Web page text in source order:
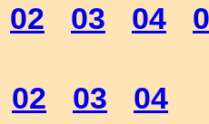
02 03 04
02 03 04